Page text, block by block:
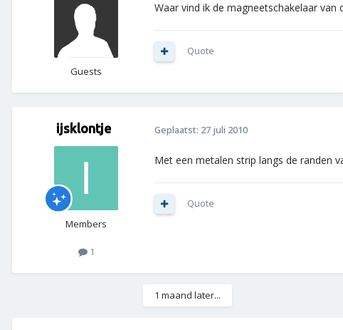
Guests
Waar vind ik de magneetschakelaar
Quote
ijsklontje
Members
1
Geplaatst: 27 juli 2010
Met een metalen strip langs de randen
Quote
1 maand later...